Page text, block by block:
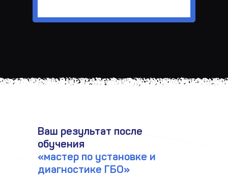
Ваш результат после
обучения
«мастер по установке и
диагностике ГБО»